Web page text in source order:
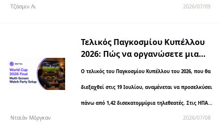
2018 και μετά), ή εγκαταστήστε μια εφαρμογή τρίτου
Τζάσμιν Λι 2026/07/09
Τελικός Παγκοσμίου Κυπέλλου
2026: Πώς να οργανώσετε μια
οθόνες, όπου κι αν βρίσκεστε
Ο τελικός του Παγκοσμίου Κυπέλλου του 2026, που θα
διεξαχθεί στις 19 Ιουλίου, αναμένεται να προσελκύσει
πάνω από 1,42 δισεκατομμύρια τηλεθεατές. Στις ΗΠΑ,
Νταϊάν Μόργκαν 2026/07/08